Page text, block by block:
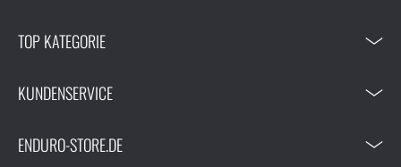
TOP KATEGORIE
KUNDENSERVICE
ENDURO-STORE.DE